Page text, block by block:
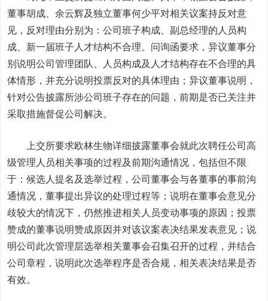
董事胡成、余云辉及独立董事何少平对相关议案持反对意
见，反对理由分别为：公司班子构成、副总经理的人员构
成、新一届班子人才结构不合理。问询函要求，异议董事分
别说明公司管理团队、人员构成及人才结构存在不合理的具
体情形，并充分说明投票反对的具体理由；异议董事说明，
针对公告披露所涉公司班子存在的问题，前期是否已关注并
采取措施督促公司解决。
上交所要求欧林生物详细披露董事会就此次聘任公司高
级管理人员相关事项的过程及前期沟通情况，包括但不限
于：候选人提名及选举过程，公司董事会与各董事的事前沟
通情况，董事提出异议的处理过程等；说明在董事会意见分
歧较大的情况下，仍然推进相关人员变动事项的原因；投票
赞成的董事说明赞成原因并对该议案表决结果发表意见；说
明公司此次管理层选举相关董事会召集召开的过程，并结合
公司章程，说明此次选举程序是否合规，相关表决结果是否
有效。